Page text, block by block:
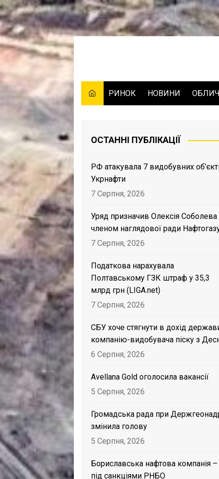
Skip
to
РИНОК НОВИНИ
ОСТАННІ ПУБЛІКАЦІЇ
РФ атакувала 7 видобувних
Укрнафти
7 Серпня, 2026
Уряд призначив Олексія Соболева
членом наглядової ради
7 Серпня, 2026
Податкова нарахувала
Полтавському ГЗК штраф у 35,3
млрд грн (LIGA.net)
7 Серпня, 2026
СБУ хоче стягнути в дохід
компанію-видобувача піску з
6 Серпня, 2026
Avellana Gold оголосила вакансії
5 Серпня, 2026
Громадська рада при
змінила голову
5 Серпня, 2026
Бориславська нафтова компанія –
під санкціями РНБО